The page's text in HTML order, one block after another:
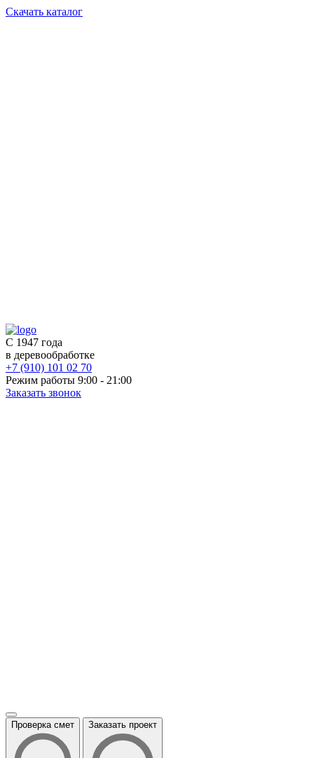
Скачать каталог
С 1947 года
в деревообработке
+7 (910) 101 02 70
Режим работы 9:00 - 21:00
Заказать звонок
Проверка смет Заказать проект